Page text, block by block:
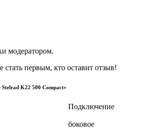
модератором.
первым, кто оставит отзыв!
K22 500 Compact»
Подключение
боковое